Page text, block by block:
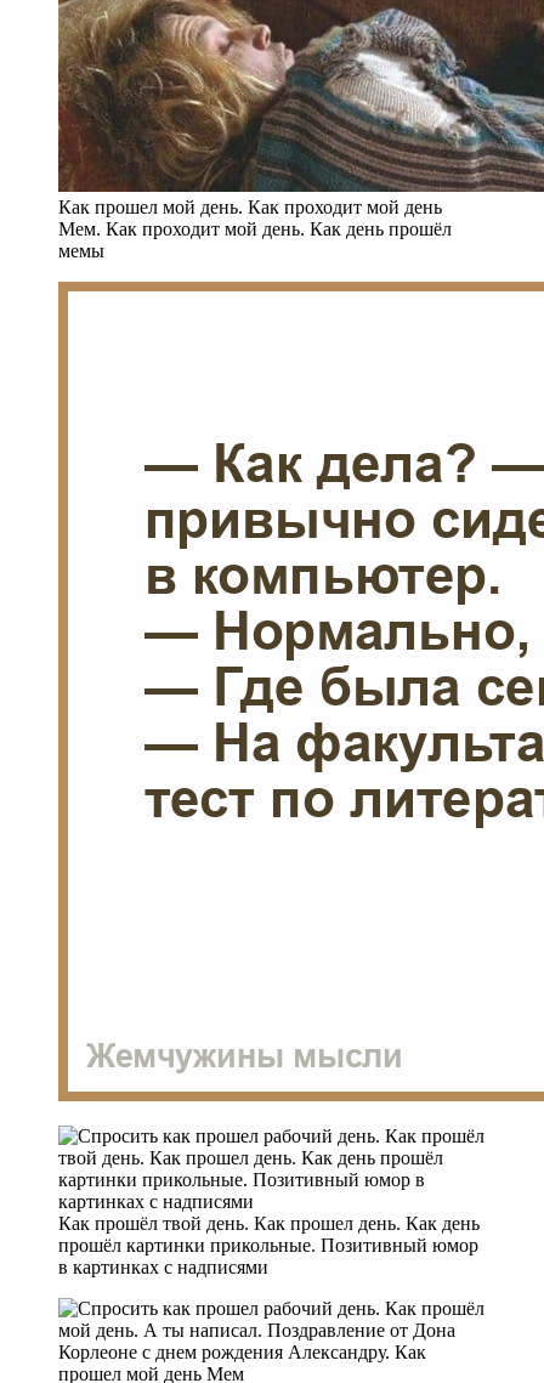
Как прошел мой день. Как проходит мой день
Мем. Как проходит мой день. Как день прошёл
мемы
Как прошёл твой день. Как прошел день. Как день
прошёл картинки прикольные. Позитивный юмор
в картинках с надписями